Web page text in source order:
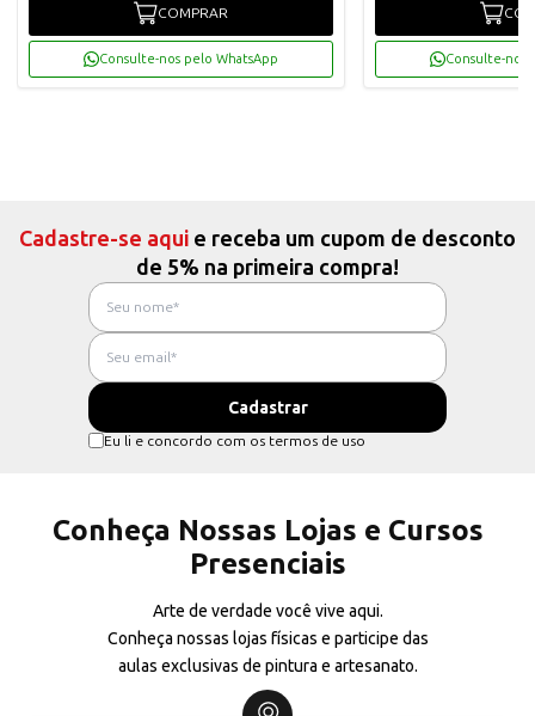
COMPRAR
Consulte-nos pelo WhatsApp Consulte-nos
Cadastre-se aqui e receba um cupom de desconto
de 5% na primeira compra!
Eu li e concordo com os termos de uso
Conheça Nossas Lojas e Cursos
Presenciais
Arte de verdade você vive aqui.
Conheça nossas lojas físicas e participe das
aulas exclusivas de pintura e artesanato.